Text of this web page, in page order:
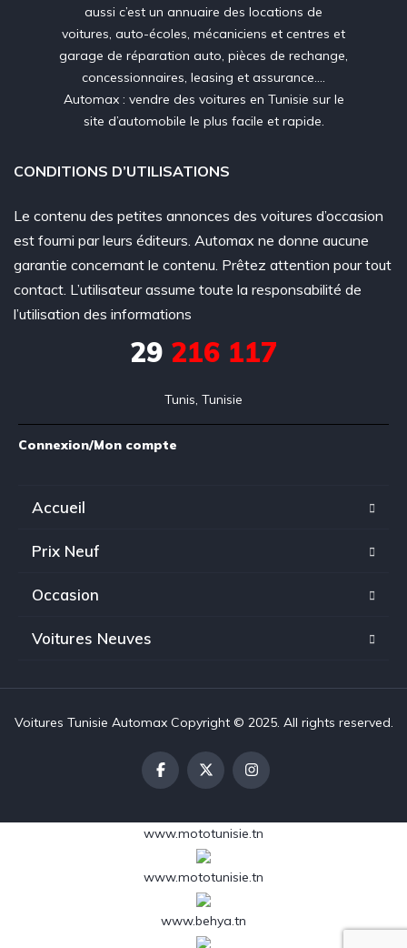
aussi c’est un annuaire des locations de
voitures, auto-écoles, mécaniciens et centres et
garage de réparation auto, pièces de rechange,
concessionnaires, leasing et assurance….
Automax : vendre des voitures en Tunisie sur le
site d’automobile le plus facile et rapide.
CONDITIONS D’UTILISATIONS
Le contenu des petites annonces des voitures d’occasion
est fourni par leurs éditeurs. Automax ne donne aucune
garantie concernant le contenu. Prêtez attention pour tout
contact. L’utilisateur assume toute la responsabilité de
l’utilisation des informations
29 216 117
Tunis, Tunisie
Connexion/Mon compte
Accueil
Prix Neuf
Occasion
Voitures Neuves
Voitures Tunisie Automax Copyright © 2025. All rights reserved.
www.mototunisie.tn
www.mototunisie.tn
www.behya.tn